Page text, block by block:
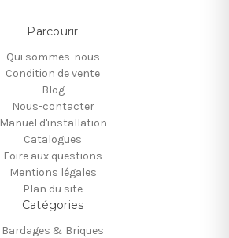
Parcourir
Qui sommes-nous
Condition de vente
Blog
Nous-contacter
Manuel d'installation
Catalogues
Foire aux questions
Mentions légales
Plan du site
Catégories
Bardages & Briques